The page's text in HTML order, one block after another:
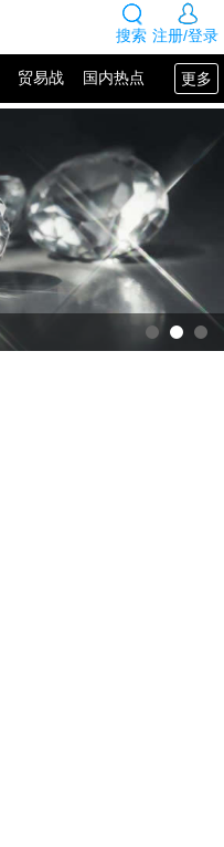
注册/登录
搜索
更多
贸易战 国内热点
图片展示 留言板